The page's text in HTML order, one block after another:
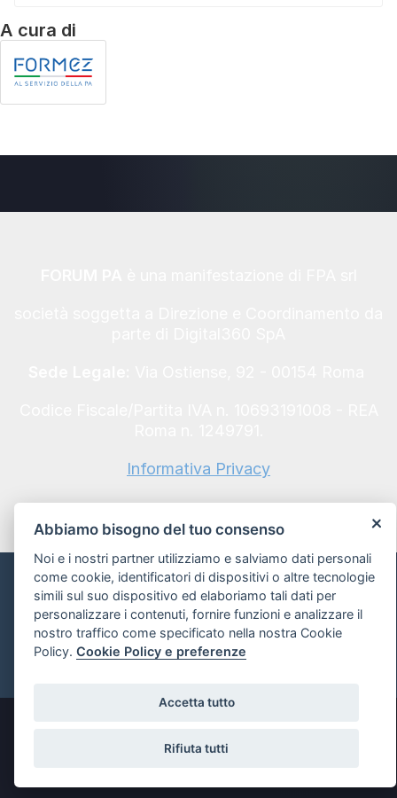
A cura di
Informativa Privacy
Informativa sui Cookie e preferenze
Powered by
Abbiamo bisogno del tuo consenso
Noi e i nostri partner utilizziamo e salviamo dati personali
come cookie, identificatori di dispositivi o altre tecnologie
simili sul suo dispositivo ed elaboriamo tali dati per
personalizzare i contenuti, fornire funzioni e analizzare il
nostro traffico come specificato nella nostra Cookie
Policy.Cookie Policy e preferenze
Accetta tutto
Rifiuta tutti